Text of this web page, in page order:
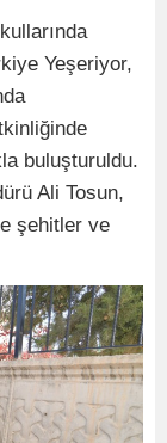
Yeşeriyor,
buluşturuldu.
Ali Tosun,
şehitler ve